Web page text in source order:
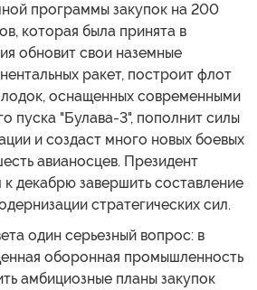
программы закупок на 200
которая была принята в
обновит свои наземные
ракет, построит флот
оснащенных современными
пуска "Булава-3", пополнит силы
и создаст много новых боевых
авианосцев. Президент
декабрю завершить составление
стратегических сил.
один серьезный вопрос: в
оборонная промышленность
амбициозные планы закупок